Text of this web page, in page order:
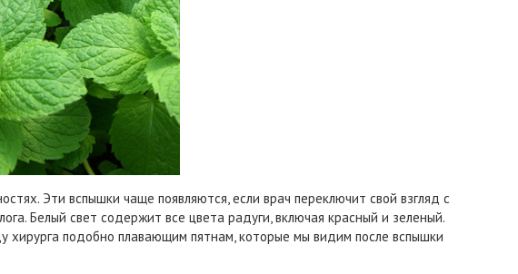
Эти вспышки чаще появляются, если врач переключит свой взгляд с
Белый свет содержит все цвета радуги, включая красный и зеленый.
подобно плавающим пятнам, которые мы видим после вспышки